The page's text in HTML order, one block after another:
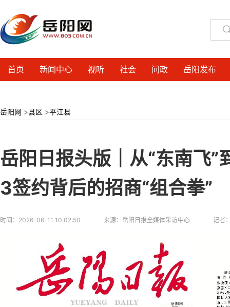
首页 新闻中心 视听 社会 问政 岳阳发布
岳阳网 >县区 >平江县
岳阳日报头版｜从“东南飞
3签约背后的招商“组合拳”
时间： 2026-06-11 10:02:50 来源： 岳阳日报全媒体采访中心 记者